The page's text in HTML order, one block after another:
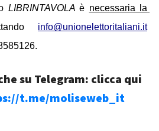
LIBRINTAVOLA è necessaria la
info@unionelettoritaliani.it
su Telegram: clicca qui
t.me/moliseweb_it